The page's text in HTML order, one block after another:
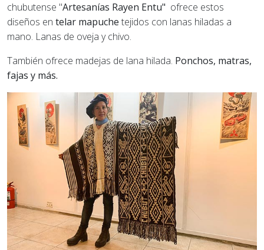
chubutense "Artesanías Rayen Entu" ofrece estos
diseños en telar mapuche tejidos con lanas hiladas a
mano. Lanas de oveja y chivo.
También ofrece madejas de lana hilada. Ponchos, matras,
fajas y más.